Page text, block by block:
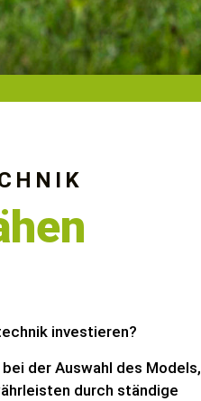
investieren?
der Auswahl des Models,
durch ständige